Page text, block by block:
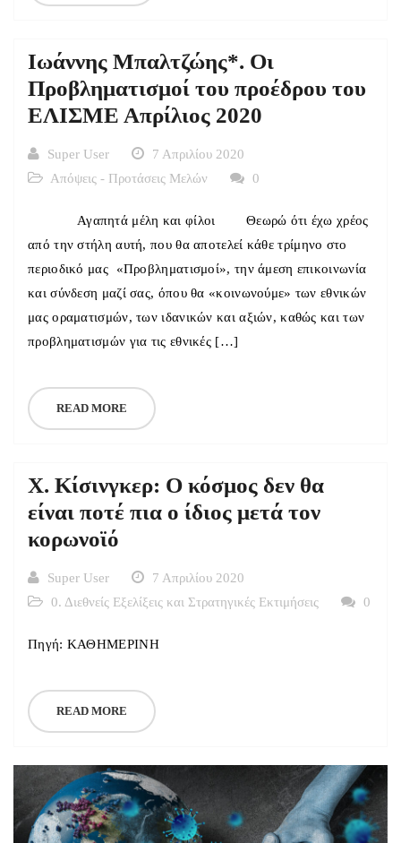
Ιωάννης Μπαλτζώης*. Οι
Προβληματισμοί του προέδρου του
ΕΛΙΣΜΕ Απρίλιος 2020
Super User
7 Απριλίου 2020
Απόψεις - Προτάσεις Μελών
0
Αγαπητά μέλη και φίλοι Θεωρώ ότι έχω χρέος
από την στήλη αυτή, που θα αποτελεί κάθε τρίμηνο στο
περιοδικό μας «Προβληματισμοί», την άμεση επικοινωνία
και σύνδεση μαζί σας, όπου θα «κοινωνούμε» των εθνικών
μας οραματισμών, των ιδανικών και αξιών, καθώς και των
προβληματισμών για τις εθνικές […]
READ MORE
Χ. Κίσινγκερ: O κόσμος δεν θα
είναι ποτέ πια ο ίδιος μετά τον
κορωνοϊό
Super User
7 Απριλίου 2020
0. Διεθνείς Εξελίξεις και Στρατηγικές Εκτιμήσεις
0
Πηγή: ΚΑΘΗΜΕΡΙΝΗ
READ MORE